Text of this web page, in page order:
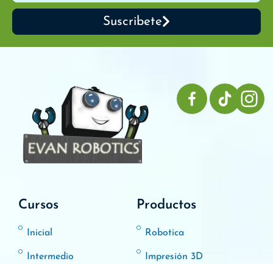
Suscribete
Cursos
Inicial
Intermedio
Productos
Robotica
Impresión 3D